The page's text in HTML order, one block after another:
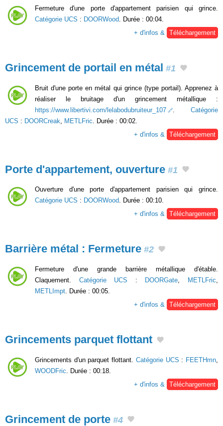
Fermeture d'une porte d'appartement parisien qui grince.
Catégorie UCS : DOORWood . Durée : 00:04.
+ d'infos &
Téléchargement
Grincement de portail en métal #1
Bruit d'une porte en métal qui grince (type portail). Apprenez à
réaliser le bruitage d'un grincement métallique :
https://www.libertivi.com/lelabodubruiteur_107
. Catégorie
UCS : DOORCreak METLFric . Durée : 00:02.
+ d'infos &
Téléchargement
Porte d'appartement, ouverture #1
Ouverture d'une porte d'appartement parisien qui grince.
Catégorie UCS : DOORWood. Durée : 00:10.
+ d'infos & Téléchargement
Barrière métal : Fermeture #2
Fermeture d'une grande barrière métallique d'étable.
Claquement. Catégorie UCS : DOORGate METLFric
METLImpt . Durée : 00:05.
+ d'infos &
Téléchargement
Grincements parquet flottant
Grincements d'un parquet flottant. Catégorie UCS : FEETHmn
WOODFric . Durée : 00:18.
+ d'infos &
Téléchargement
Grincement de porte #4